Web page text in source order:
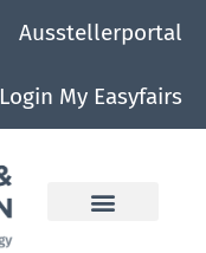
Ausstellerportal
Login My Easyfairs